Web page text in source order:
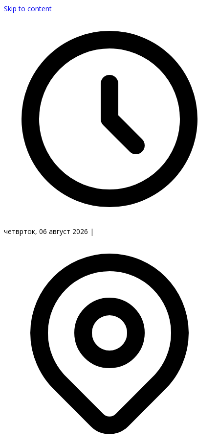
Skip to content
четврток, 06 август 2026 |